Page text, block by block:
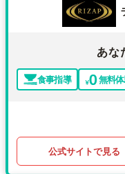
あな
食事指導 無料
公式サイトで見る